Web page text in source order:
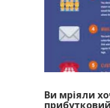
Ви мріяли